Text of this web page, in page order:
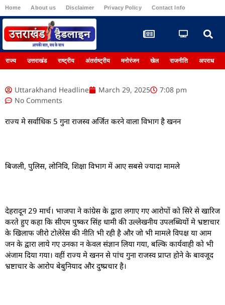
Home About us Disclaimer Privacy Policy Contact Info
राज्य उत्तराखंड राष्ट्रीय अंतर्राष्ट्रीय मनोरंजन खेल राजनीति अपराध
Uttarakhand Headline March 29, 2025
7:08 pm
No Comments
राज्य मे सर्वाधिक 5 गुना राजस्व अर्जित करने वाला विभाग है खनन
बिजली, पुलिस, लोनिवि, शिक्षा विभाग में आए सबसे ज्यादा मामले
देहरादून 29 मार्च। भाजपा ने कांग्रेस के द्वारा लगाए गए आरोपों को सिरे से खारिज
करते हुए कहा कि सीएम पुष्कर सिंह धामी की उल्लेखनीय उपलब्धियों मे भ्रष्टाचार
के खिलाफ जीरो टोलेरेंस की नीति भी रही है और जो भी मामले विपक्ष या आम
जन के द्वारा लाये गए उनका न केवल संज्ञान लिया गया, बल्कि कार्यवाही को भी
अंजाम दिया गया। वहीं राज्य मे खनन से पांच गुना राजस्व प्राप्त होने के बावजूद
भ्रष्टाचार के आरोप बेबुनियाद और दुष्प्रचार है।